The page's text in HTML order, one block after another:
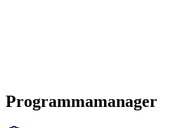
Programmamanager